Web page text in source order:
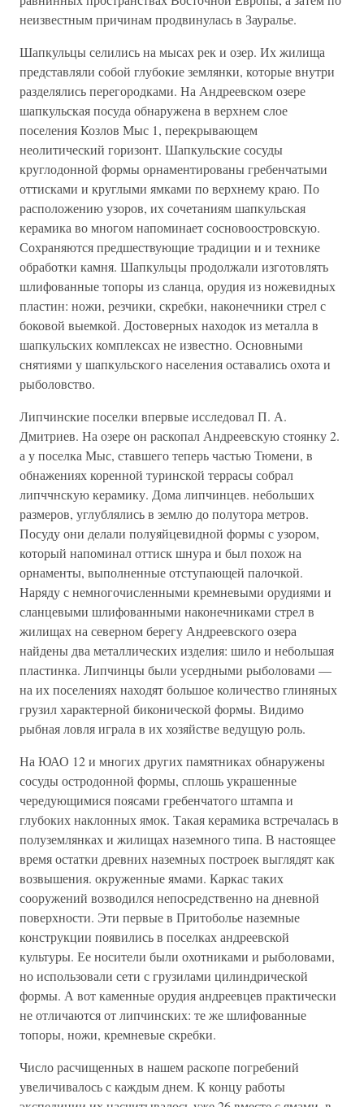
неизвестным причинам продвинулась в Зауралье.
Шапкульцы селились на мысах рек и озер. Их жилища
представляли собой глубокие землянки, которые внутри
разделялись перегородками. На Андреевском озере
шапкульская посуда обнаружена в верхнем слое
поселения Козлов Мыс 1, перекрывающем
неолитический горизонт. Шапкульские сосуды
круглодонной формы орнаментированы гребенчатыми
оттисками и круглыми ямками по верхнему краю. По
расположению узоров, их сочетаниям шапкульская
керамика во многом напоминает сосновоостровскую.
Сохраняются предшествующие традиции и и технике
обработки камня. Шапкульцы продолжали изготовлять
шлифованные топоры из сланца, орудия из ножевидных
пластин: ножи, резчики, скребки, наконечники стрел с
боковой выемкой. Достоверных находок из металла в
шапкульских комплексах не известно. Основными
снятиями у шапкульского населения оставались охота и
рыболовство.
Липчинские поселки впервые исследовал П. А.
Дмитриев. На озере он раскопал Андреевскую стоянку 2.
а у поселка Мыс, ставшего теперь частью Тюмени, в
обнажениях коренной туринской террасы собрал
липччнскую керамику. Дома липчинцев. небольших
размеров, углублялись в землю до полутора метров.
Посуду они делали полуяйцевидной формы с узором,
который напоминал оттиск шнура и был похож на
орнаменты, выполненные отступающей палочкой.
Наряду с немногочисленными кремневыми орудиями и
сланцевыми шлифованными наконечниками стрел в
жилищах на северном берегу Андреевского озера
найдены два металлических изделия: шило и небольшая
пластинка. Липчинцы были усердными рыболовами —
на их поселениях находят большое количество глиняных
грузил характерной биконической формы. Видимо
рыбная ловля играла в их хозяйстве ведущую роль.
На ЮАО 12 и многих других памятниках обнаружены
сосуды остродонной формы, сплошь украшенные
чередующимися поясами гребенчатого штампа и
глубоких наклонных ямок. Такая керамика встречалась в
полуземлянках и жилищах наземного типа. В настоящее
время остатки древних наземных построек выглядят как
возвышения. окруженные ямами. Каркас таких
сооружений возводился непосредственно на дневной
поверхности. Эти первые в Притоболье наземные
конструкции появились в поселках андреевской
культуры. Ее носители были охотниками и рыболовами,
но использовали сети с грузилами цилиндрической
формы. А вот каменные орудия андреевцев практически
не отличаются от липчинских: те же шлифованные
топоры, ножи, кремневые скребки.
Число расчищенных в нашем раскопе погребений
увеличивалось с каждым днем. К концу работы